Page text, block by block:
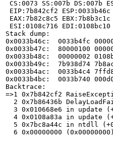
Stack dump:
0x0033b46c:  0033b4fc
0x0033b47c:  80000100
0x0033b48c:  00000002
0x0033b49c:  7b938d74
0x0033b4ac:  0033b4c4
0x0033b4bc:  0033b740
Backtrace:
=>1 0x7b842cf2
  6 0x00000000 (0x00000000)